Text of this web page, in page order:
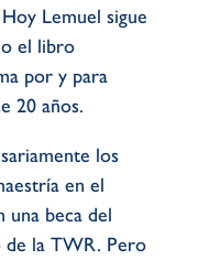
Lemuel sigue
el libro
por y para
20 años.
los
en el
beca del
de la TWR. Pero